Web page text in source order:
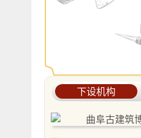
下设机构